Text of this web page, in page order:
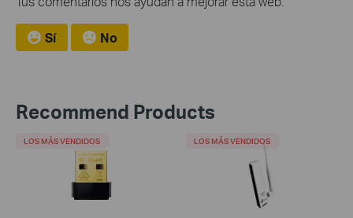
Sí No
Recommend Products
LOS MÁS VENDIDOS LOS MÁS VENDIDOS